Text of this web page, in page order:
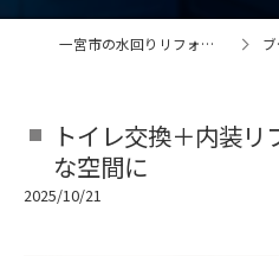
一宮市の水回りリフォームなら株式会社ハプロ ブログ
トイレ交換＋内装
な空間に
2025/10/21